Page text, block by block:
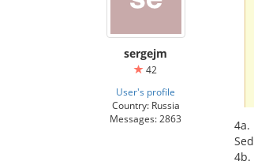
sergejm
42
User's profile
Country: Russia
Messages: 2863
4a.
4b.